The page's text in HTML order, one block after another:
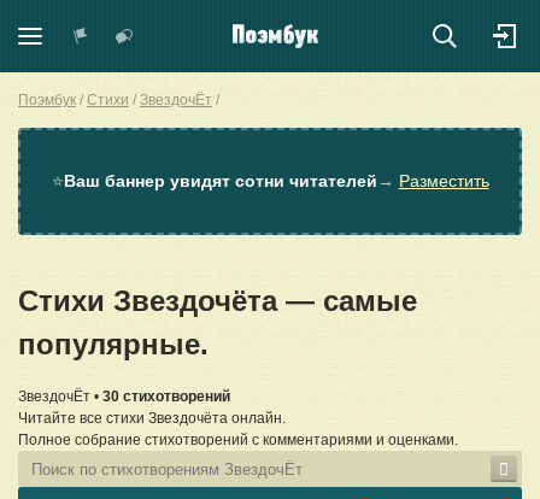
Поэмбук Стихи ЗвездочЁт
⭐Ваш баннер увидят сотни читателей → Разместить
Стихи Звездочёта — самые
популярные.
ЗвездочЁт • 30 стихотворений
Читайте все стихи Звездочёта онлайн.
Полное собрание стихотворений с комментариями и оценками.